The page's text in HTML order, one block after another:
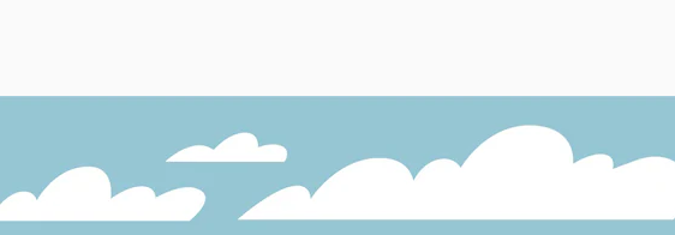
Produits Commencer